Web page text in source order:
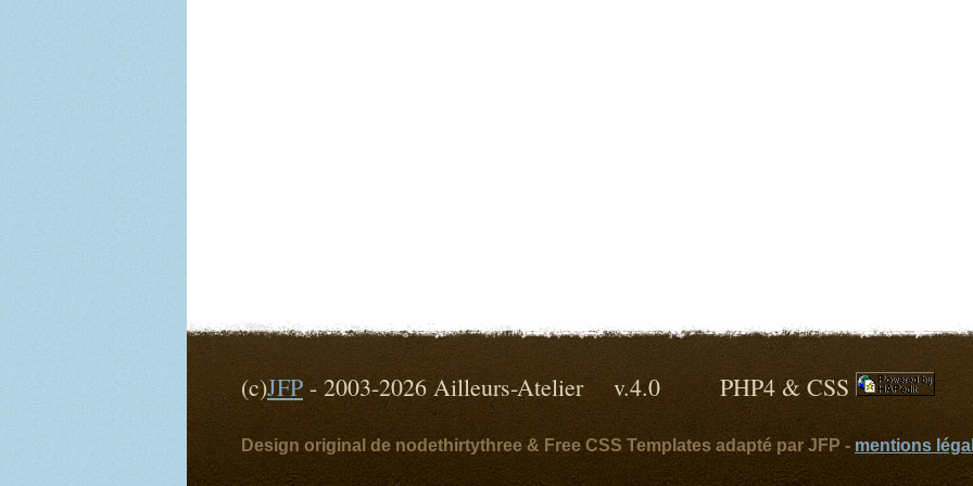
(c)JFP - 2003-2026 Ailleurs-Atelier v.4.0 PHP4 & CSS
Design original de nodethirtythree & Free CSS Templates adapté par JFP - mentions